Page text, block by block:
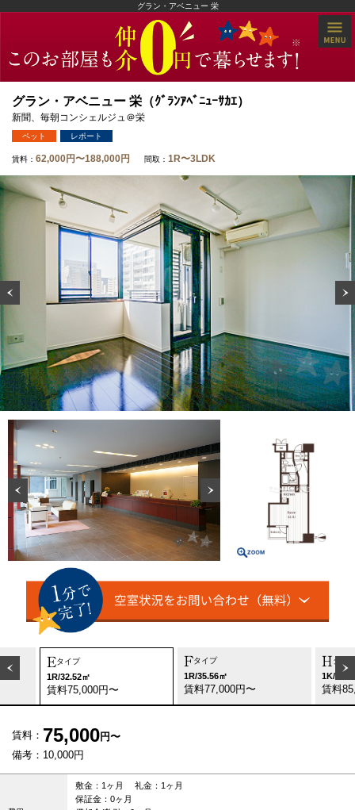
グラン・アベニュー 栄
グラン・アベニュー 栄（ｸﾞﾗﾝｱﾍﾞﾆｭｰｻｶｴ）
新聞、毎朝コンシェルジュ＠栄
ペット レポート
賃料： 62,000円〜188,000円 間取： 1R〜3LDK
Eタイプ
1R/32.52㎡
賃料75,000円〜
Fタイプ
1R/35.56㎡
賃料77,000円〜
Hタイ
1K/
賃料
賃料： 75,000円〜
備考：10,000円
敷金：1ヶ月 礼金：1ヶ月
保証金：0ヶ月